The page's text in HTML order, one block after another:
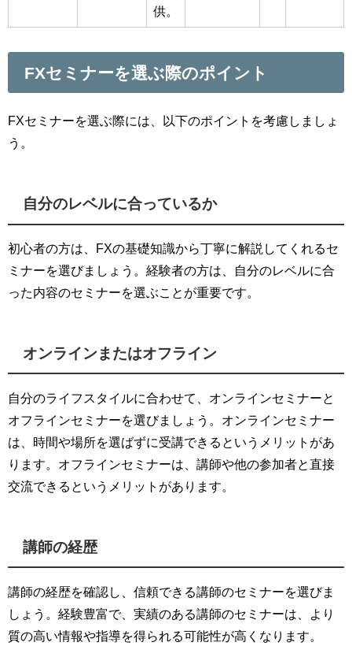
供。
FXセミナーを選ぶ際のポイント
FXセミナーを選ぶ際には、以下のポイントを考慮しましょ
う。
自分のレベルに合っているか
初心者の方は、FXの基礎知識から丁寧に解説してくれるセ
ミナーを選びましょう。経験者の方は、自分のレベルに合
った内容のセミナーを選ぶことが重要です。
オンラインまたはオフライン
自分のライフスタイルに合わせて、オンラインセミナーと
オフラインセミナーを選びましょう。オンラインセミナー
は、時間や場所を選ばずに受講できるというメリットがあ
ります。オフラインセミナーは、講師や他の参加者と直接
交流できるというメリットがあります。
講師の経歴
講師の経歴を確認し、信頼できる講師のセミナーを選びま
しょう。経験豊富で、実績のある講師のセミナーは、より
質の高い情報や指導を得られる可能性が高くなります。